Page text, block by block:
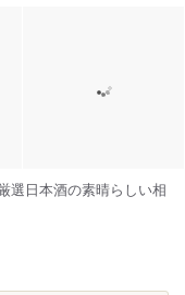
選日本酒の素晴らしい相